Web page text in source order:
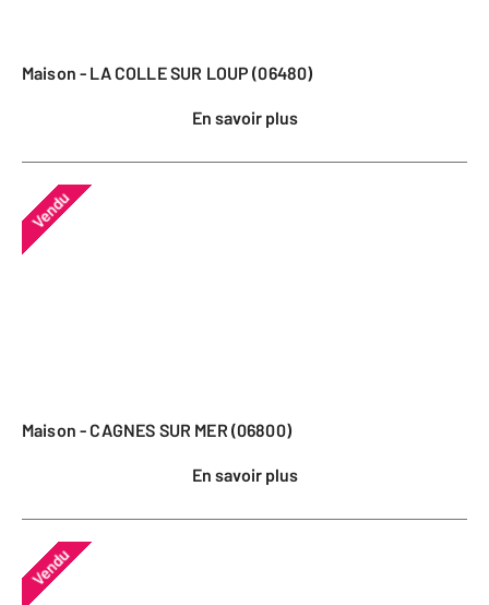
Maison - LA COLLE SUR LOUP (06480)
En savoir plus
Vendu
Maison - CAGNES SUR MER (06800)
En savoir plus
Vendu